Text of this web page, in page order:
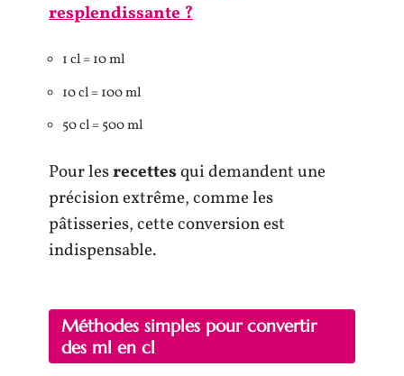
resplendissante ?
1 cl = 10 ml
10 cl = 100 ml
50 cl = 500 ml
Pour lesrecettesqui demandent une
précision extrême, comme les
pâtisseries, cette conversion est
indispensable.
Méthodes simples pour convertir
des ml en cl